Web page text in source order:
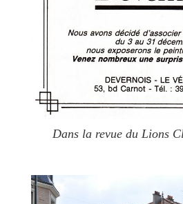
Dans la revue du Lions